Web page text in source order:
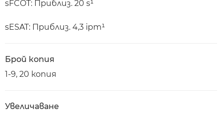
sFCOT: Приблиз. 20 s¹
sESAT: Приблиз. 4,3 ipm¹
Брой копия
1-9, 20 копия
Увеличаване